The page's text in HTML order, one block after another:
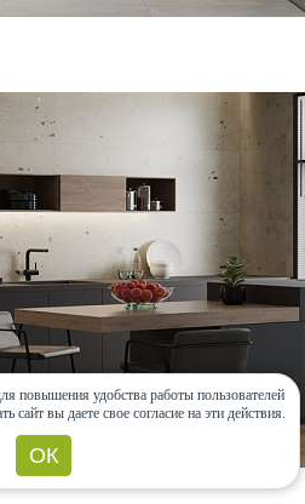
повышения удобства работы пользователей
сайт вы даете свое согласие на эти действия.
ОК